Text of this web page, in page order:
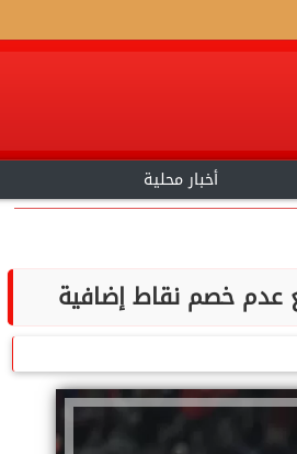
أخبار محلية
عدم خصم نقاط إضافية